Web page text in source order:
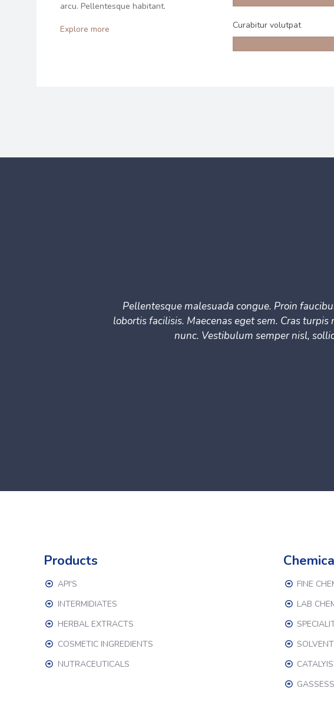
arcu. Pellentesque habitant.
Explore more Curabitur volutpat
Pellentesque malesuada congue. Proin
lobortis facilisis. Maecenas eget sem. Cras
nunc. Vestibulum semper nisl,
Products
API'S
INTERMIDIATES
HERBAL EXTRACTS
COSMETIC INGREDIENTS
NUTRACEUTICALS
FINE
LAB
GASSESS